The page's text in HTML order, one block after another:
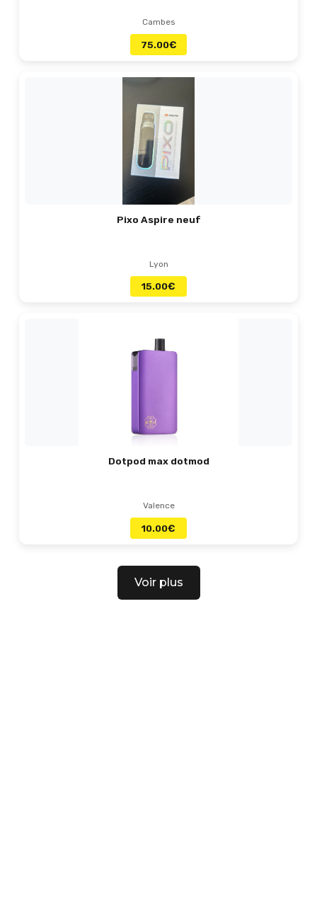
Cambes
75.00€
Pixo Aspire neuf
Lyon
15.00€
Dotpod max dotmod
Valence
10.00€
Voir plus